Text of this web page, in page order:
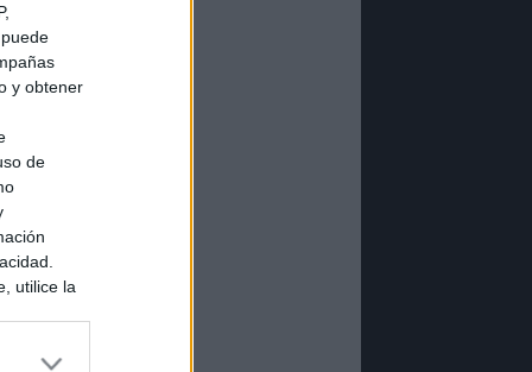
y obtener
de
utilice la
personal